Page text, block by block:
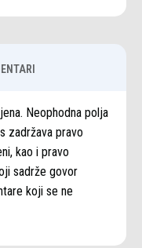
Neophodna polja
zadržava pravo
kao i pravo
sadrže govor
koji se ne